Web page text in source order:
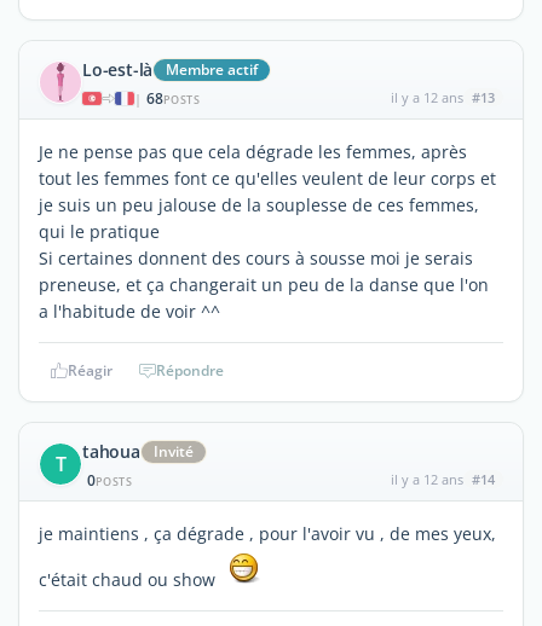
Lo-est-là Membre actif
| 68POSTS il y a 12 ans #13
Je ne pense pas que cela dégrade les femmes, après
tout les femmes font ce qu'elles veulent de leur corps et
je suis un peu jalouse de la souplesse de ces femmes,
qui le pratique
Si certaines donnent des cours à sousse moi je serais
preneuse, et ça changerait un peu de la danse que l'on
a l'habitude de voir ^^
Réagir Répondre
T tahoua
Invité
0POSTS il y a 12 ans #14
je maintiens , ça dégrade , pour l'avoir vu , de mes yeux,
c'était chaud ou show